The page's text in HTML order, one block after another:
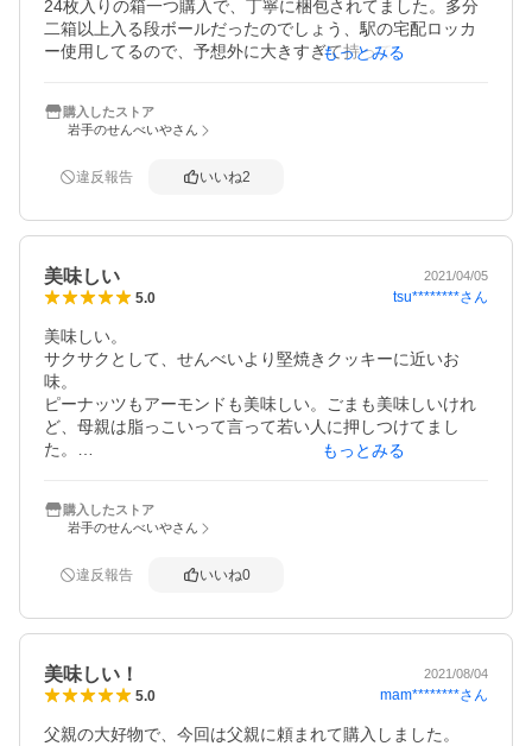
24枚入りの箱一つ購入で、丁寧に梱包されてました。多分
二箱以上入る段ボールだったのでしょう、駅の宅配ロッカ
ー使用してるので、予想外に大きすぎて持って帰るには不
もっとみる
購入したストア
岩手のせんべいやさん
違反報告 いいね2
美味しい 2021/04/05
5.0 tsu********さん
美味しい。
サクサクとして、せんべいより堅焼きクッキーに近いお
味。
ピーナッツもアーモンドも美味しい。ごまも美味しいけれ
ど、母親は脂っこいって言って若い人に押しつけてまし
た。
もっとみる
購入したストア
岩手のせんべいやさん
違反報告 いいね0
美味しい！ 2021/08/04
5.0 mam********さん
父親の大好物で、今回は父親に頼まれて購入しました。